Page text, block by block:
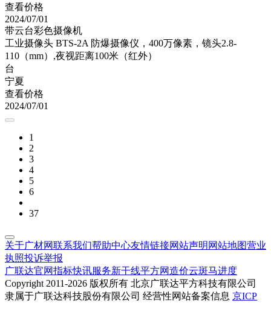
查看价格
2024/07/01
带云台彩色摄像机
工业摄像头 BTS-2A 防爆摄像仪，400万像素，镜头2.8-
110（mm）,夜视距离100米（红外）
台
宁夏
查看价格
2024/07/01
1
2
3
4
5
6
37
关于广材网联系我们帮助中心友情链接网站声明 网站地图营业
执照投诉举报
广联达官网指标快讯服务新干线平方网造价云斑马进度
Copyright 2011-2026 版权所有 北京广联达平方科技有限公司
隶属于广联达科技股份有限公司 经营性网站备案信息 京ICP